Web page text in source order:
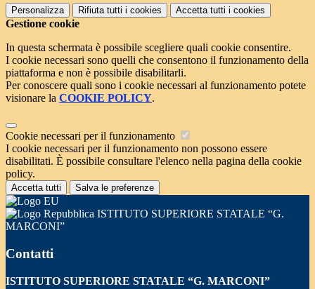
Personalizza Rifiuta tutti i cookies Accetta tutti i cookies
Gestione cookie
In questa schermata è possibile scegliere quali cookie consentire.
I cookie necessari sono quelli che consentono il funzionamento della
piattaforma e non è possibile disabilitarli.
Per conoscere quali sono i cookie necessari al funzionamento potete
visionare la COOKIE POLICY.
Cookie necessari per il funzionamento
I cookie necessari per il funzionamento non possono essere
disabilitati. È possibile consultare l'elenco nella pagina della cookie
policy.
Accetta tutti Salva le preferenze
ISTITUTO SUPERIORE STATALE “G.
MARCONI”
Contatti
ISTITUTO SUPERIORE STATALE “G. MARCONI”